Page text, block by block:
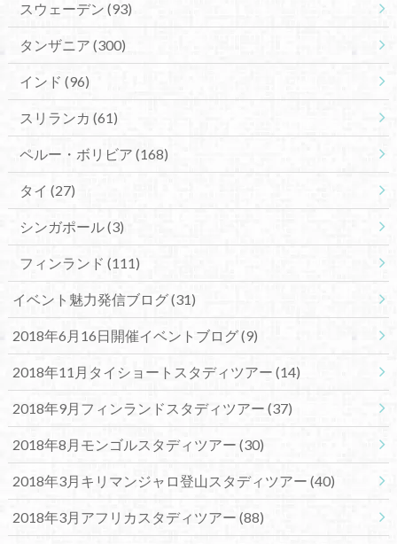
スウェーデン (93)
タンザニア (300)
インド (96)
スリランカ (61)
ペルー・ボリビア (168)
タイ (27)
シンガポール(3)
フィンランド (111)
イベント魅力発信ブログ(31)
2018年6月16日開催イベントブログ(9)
2018年11月タイショートスタディツアー (14)
2018年9月フィンランドスタディツアー (37)
2018年8月モンゴルスタディツアー (30)
2018年3月キリマンジャロ登山スタディツアー (40)
2018年3月アフリカスタディツアー (88)